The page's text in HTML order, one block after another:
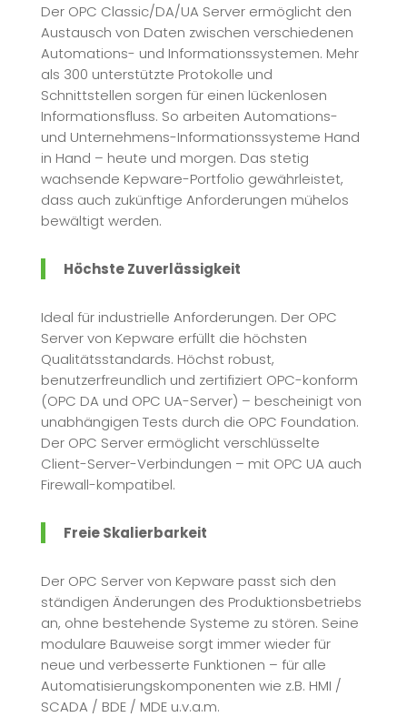
Der OPC Classic/DA/UA Server ermöglicht den
Austausch von Daten zwischen verschiedenen
Automations- und Informationssystemen. Mehr
als 300 unterstützte Protokolle und
Schnittstellen sorgen für einen lückenlosen
Informationsfluss. So arbeiten Automations-
und Unternehmens-Informationssysteme Hand
in Hand – heute und morgen. Das stetig
wachsende Kepware-Portfolio gewährleistet,
dass auch zukünftige Anforderungen mühelos
bewältigt werden.
Höchste Zuverlässigkeit
Ideal für industrielle Anforderungen. Der OPC
Server von Kepware erfüllt die höchsten
Qualitätsstandards. Höchst robust,
benutzerfreundlich und zertifiziert OPC-konform
(OPC DA und OPC UA-Server) – bescheinigt von
unabhängigen Tests durch die OPC Foundation.
Der OPC Server ermöglicht verschlüsselte
Client-Server-Verbindungen – mit OPC UA auch
Firewall-kompatibel.
Freie Skalierbarkeit
Der OPC Server von Kepware passt sich den
ständigen Änderungen des Produktionsbetriebs
an, ohne bestehende Systeme zu stören. Seine
modulare Bauweise sorgt immer wieder für
neue und verbesserte Funktionen – für alle
Automatisierungskomponenten wie z.B. HMI /
SCADA / BDE / MDE u.v.a.m.